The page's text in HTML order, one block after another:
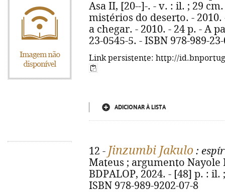
Asa II, [20--]-. - v. : il. ; 29
mistérios do deserto. - 2010.
a chegar. - 2010. - 24 p. - A
23-0545-5. - ISBN 978-989-
Link persistente: http://
ADICIONAR À LISTA
12 - Jinzumbi Jakulo :
Mateus ; argumento Nayole
BDPALOP, 2024. - [48] p. :
ISBN 978-989-9202-07-8